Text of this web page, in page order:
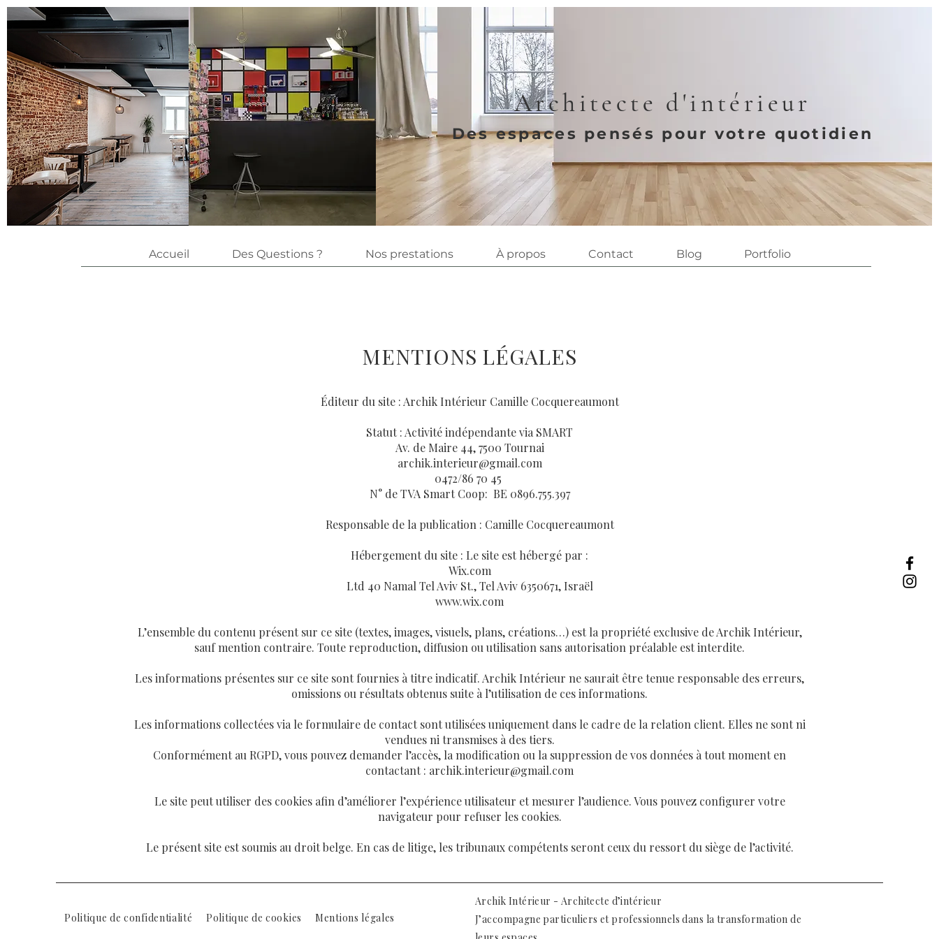
Architecte d'intérieur
Des espaces pensés pour votre quotidien
Accueil Des Questions ? Nos prestations À propos Contact Blog Portfolio
MENTIONS LÉGALES
Éditeur du site : Archik Intérieur Camille Cocquereaumont
Statut : Activité indépendante via SMART
Av. de Maire 44, 7500 Tournai
archik.interieur@gmail.com
0472/86 70 45
N° de TVA Smart Coop: BE 0896.755.397
Responsable de la publication : Camille Cocquereaumont
Hébergement du site : Le site est hébergé par :
Wix.com
Ltd 40 Namal Tel Aviv St., Tel Aviv 6350671, Israël
www.wix.com
L’ensemble du contenu présent sur ce site (textes, images, visuels, plans, créations…) est la propriété exclusive de Archik Intérieur,
sauf mention contraire. Toute reproduction, diffusion ou utilisation sans autorisation préalable est interdite.
Les informations présentes sur ce site sont fournies à titre indicatif. Archik Intérieur ne saurait être tenue responsable des erreurs,
omissions ou résultats obtenus suite à l’utilisation de ces informations.
Les informations collectées via le formulaire de contact sont utilisées uniquement dans le cadre de la relation client. Elles ne sont ni
vendues ni transmises à des tiers.
Conformément au RGPD, vous pouvez demander l’accès, la modification ou la suppression de vos données à tout moment en
contactant : archik.interieur@gmail.com
Le site peut utiliser des cookies afin d’améliorer l’expérience utilisateur et mesurer l’audience. Vous pouvez configurer votre
navigateur pour refuser les cookies.
Le présent site est soumis au droit belge. En cas de litige, les tribunaux compétents seront ceux du ressort du siège de l’activité.
Politique de confidentialité Politique de cookies Mentions légales
Archik Intérieur - Architecte d’intérieur
J’accompagne particuliers et professionnels dans la transformation de